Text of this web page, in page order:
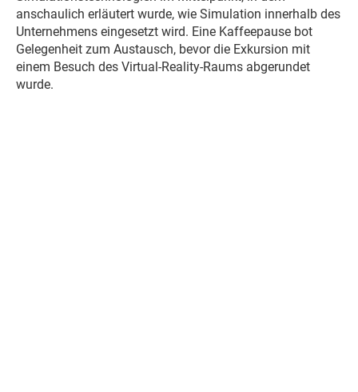
anschaulich erläutert wurde, wie Simulation innerhalb des
Unternehmens eingesetzt wird. Eine Kaffeepause bot
Gelegenheit zum Austausch, bevor die Exkursion mit
einem Besuch des Virtual-Reality-Raums abgerundet
wurde.